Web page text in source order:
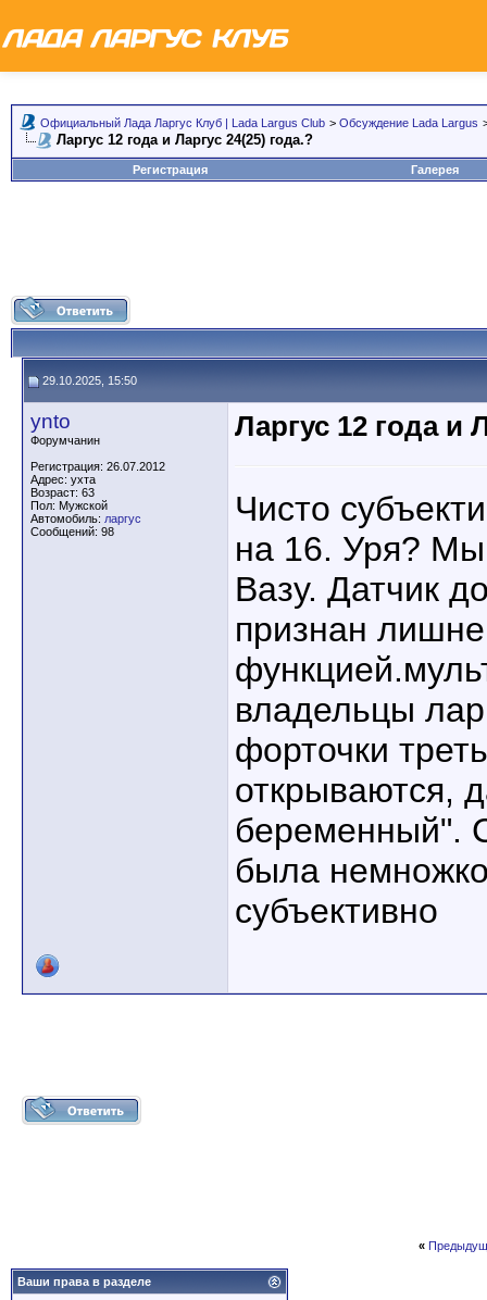
Официальный Лада Ларгус Клуб | Lada Largus Club > Обсуждение Lada Largus
Ларгус 12 года и Ларгус 24(25) года.?
Регистрация Галерея
29.10.2025, 15:50
ynto
Форумчанин
Регистрация: 26.07.2012
Адрес: ухта
Возраст: 63
Пол: Мужской
Автомобиль: ларгус
Сообщений: 98
Ларгус 12 года и
Чисто
на 16. Уря?
Вазу. Датчик
признан
владельцы
форточки
открываются,
беременный".
была
субъективно
«
Ваши права в разделе